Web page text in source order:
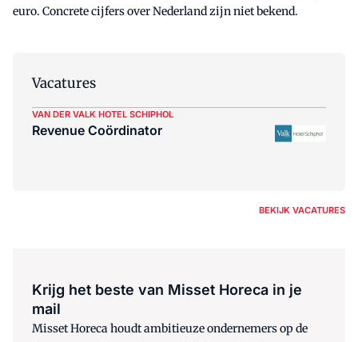
euro. Concrete cijfers over Nederland zijn niet bekend.
Vacatures
VAN DER VALK HOTEL SCHIPHOL
Revenue Coördinator
BEKIJK VACATURES
Krijg het beste van Misset Horeca in je
mail
Misset Horeca houdt ambitieuze ondernemers op de